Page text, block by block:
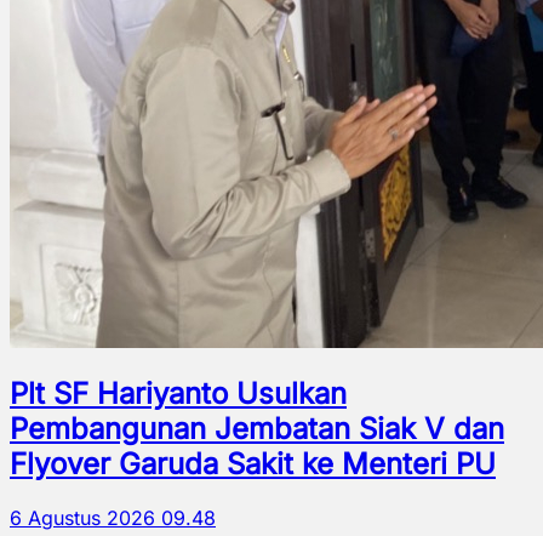
Plt SF Hariyanto Usulkan
Pembangunan Jembatan Siak V dan
Flyover Garuda Sakit ke Menteri PU
6 Agustus 2026 09.48